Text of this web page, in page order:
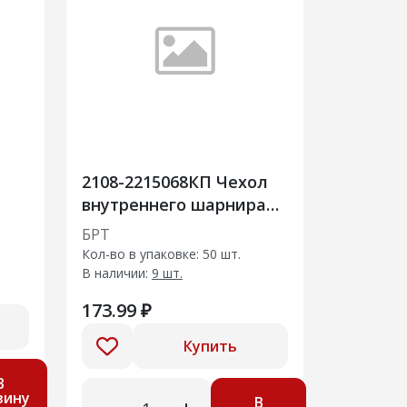
2108-2215068КП Чехол
внутреннего шарнира
(50шт)
БРТ
Кол-во в упаковке: 50 шт.
В наличии: 9 шт.
173.99 ₽
Купить
В